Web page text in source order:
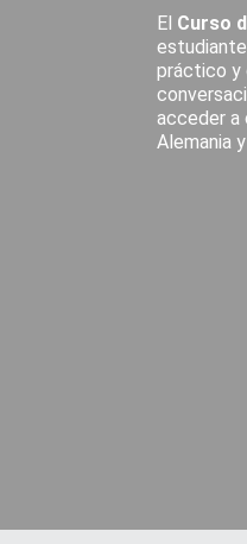
El Curso
práctico y
acceder a
Alemania